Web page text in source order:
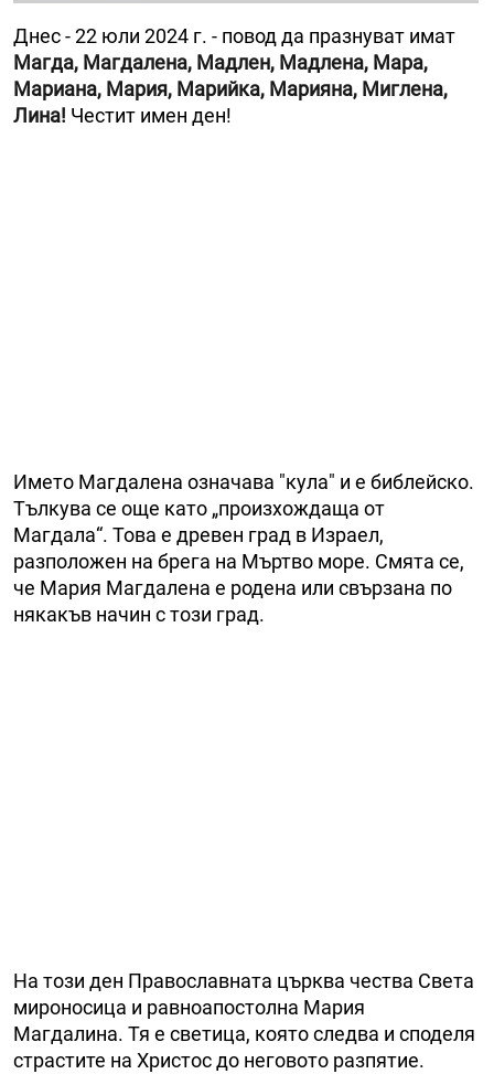
Днес - 22 юли 2024 г. - повод да празнуват имат
Магда, Магдалена, Мадлен, Мадлена, Мара,
Мариана, Мария, Марийка, Марияна, Миглена,
Лина! Честит имен ден!
Името Магдалена означава "кула" и е библейско.
Тълкува се още като „произхождаща от
Магдала“. Това е древен град в Израел,
разположен на брега на Мъртво море. Смята се,
че Мария Магдалена е родена или свързана по
някакъв начин с този град.
На този ден Православната църква чества Света
мироносица и равноапостолна Мария
Магдалина. Тя е светица, която следва и споделя
страстите на Христос до неговото разпятие.